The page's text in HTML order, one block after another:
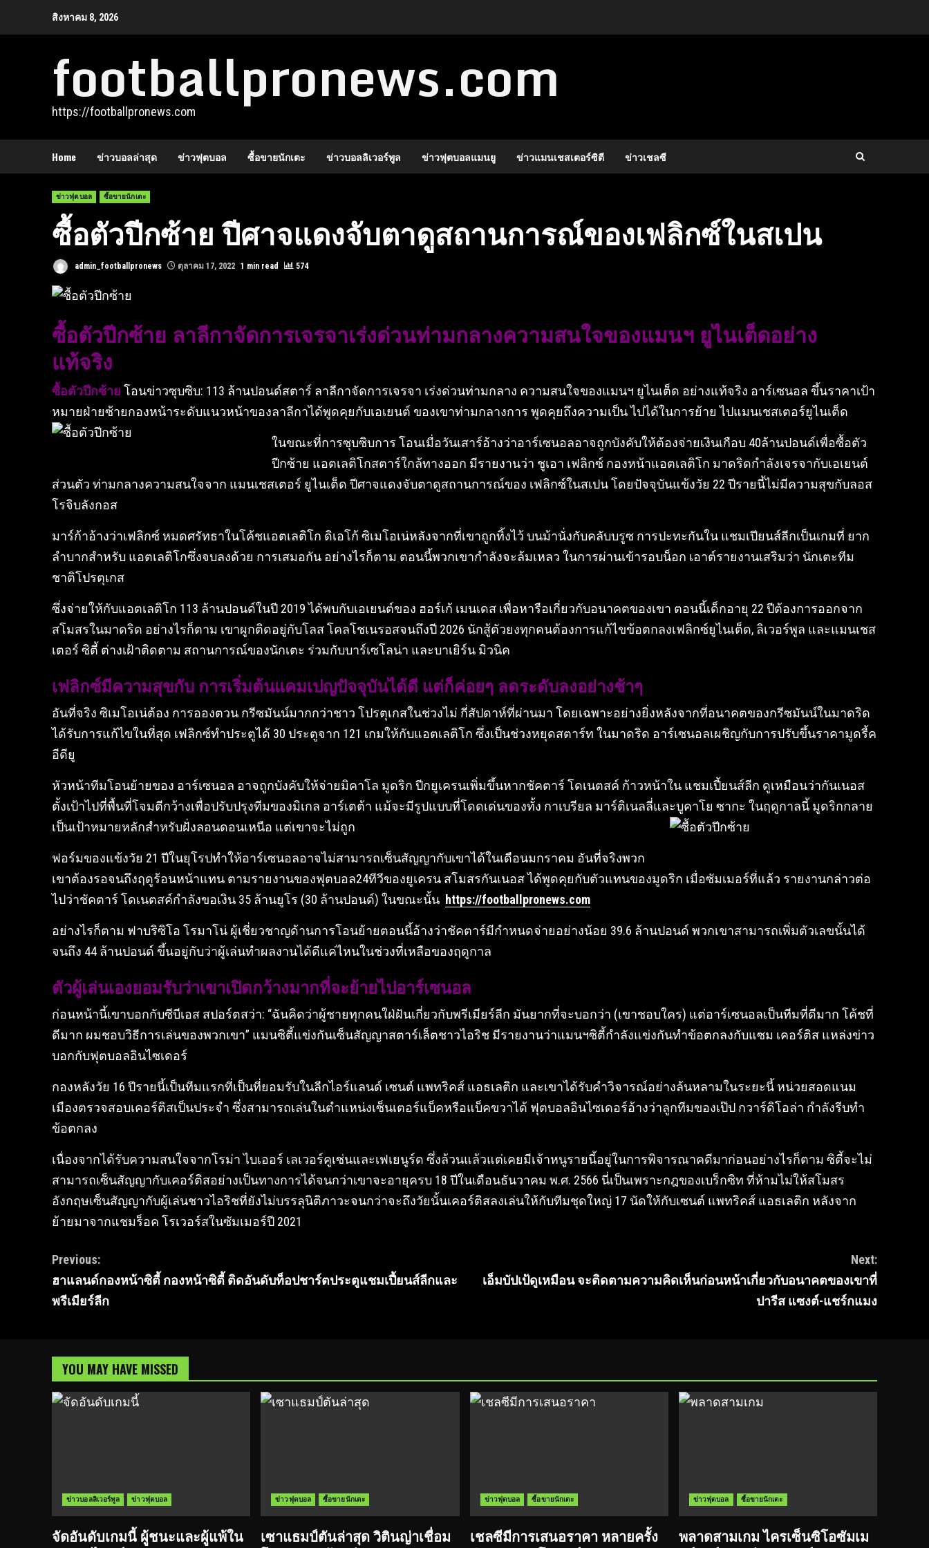
สิงหาคม 8, 2026
footballpronews.com
https://footballpronews.com
Home ข่าวบอลล่าสุด ข่าวฟุตบอล ซื้อขายนักเตะ ข่าวบอลลิเวอร์พูล ข่าวฟุตบอลแมนยู ข่าวแมนเชสเตอร์ซิตี ข่าวเชลซี
ข่าวฟุตบอล ซื้อขายนักเตะ
ซื้อตัวปีกซ้าย ปีศาจแดงจับตาดูสถานการณ์ของเฟลิกซ์ในสเปน
admin_footballpronews ตุลาคม 17, 2022 1 min read 574
ซื้อตัวปีกซ้าย ลาลีกาจัดการเจรจาเร่งด่วนท่ามกลางความสนใจของแมนฯ ยูไนเต็ดอย่าง
แท้จริง
ซื้อตัวปีกซ้าย โอนข่าวซุบซิบ: 113 ล้านปอนด์สตาร์ ลาลีกาจัดการเจรจา เร่งด่วนท่ามกลาง ความสนใจของแมนฯ ยูไนเต็ด อย่างแท้จริง อาร์เซนอล ขึ้นราคาเป้า
หมายฝ่ายซ้ายกองหน้าระดับแนวหน้าของลาลีกาได้พูดคุยกับเอเยนต์ ของเขาท่ามกลางการ พูดคุยถึงความเป็น ไปได้ในการย้าย ไปแมนเชสเตอร์ยูไนเต็ด
ในขณะที่การซุบซิบการ โอนเมื่อวันเสาร์อ้างว่าอาร์เซนอลอาจถูกบังคับให้ต้องจ่ายเงินเกือบ 40ล้านปอนด์เพื่อซื้อตัว
ปีกซ้าย แอตเลติโกสตาร์ใกล้ทางออก มีรายงานว่า ชูเอา เฟลิกซ์ กองหน้าแอตเลติโก มาดริดกำลังเจรจากับเอเยนต์
ส่วนตัว ท่ามกลางความสนใจจาก แมนเชสเตอร์ ยูไนเต็ด ปีศาจแดงจับตาดูสถานการณ์ของ เฟลิกซ์ในสเปน โดยปัจจุบันแข้งวัย 22 ปีรายนี้ไม่มีความสุขกับลอส
โรจิบลังกอส
มาร์ก้าอ้างว่าเฟลิกซ์ หมดศรัทธาในโค้ชแอตเลติโก ดิเอโก้ ซิเมโอเน่หลังจากที่เขาถูกทิ้งไว้ บนม้านั่งกับคลับบรูซ การปะทะกันใน แชมเปียนส์ลีกเป็นเกมที่ ยาก
ลำบากสำหรับ แอตเลติโกซึ่งจบลงด้วย การเสมอกัน อย่างไรก็ตาม ตอนนี้พวกเขากำลังจะล้มเหลว ในการผ่านเข้ารอบน็อก เอาต์รายงานเสริมว่า นักเตะทีม
ชาติโปรตุเกส
ซึ่งจ่ายให้กับแอตเลติโก 113 ล้านปอนด์ในปี 2019 ได้พบกับเอเยนต์ของ ฮอร์เก้ เมนเดส เพื่อหารือเกี่ยวกับอนาคตของเขา ตอนนี้เด็กอายุ 22 ปีต้องการออกจาก
สโมสรในมาดริด อย่างไรก็ตาม เขาผูกติดอยู่กับโลส โคลโชเนรอสจนถึงปี 2026 นักสู้ตัวยงทุกคนต้องการแก้ไขข้อตกลงเฟลิกซ์ยูไนเต็ด, ลิเวอร์พูล และแมนเชส
เตอร์ ซิตี้ ต่างเฝ้าติดตาม สถานการณ์ของนักเตะ ร่วมกับบาร์เซโลน่า และบาเยิร์น มิวนิค
เฟลิกซ์มีความสุขกับ การเริ่มต้นแคมเปญปัจจุบันได้ดี แต่ก็ค่อยๆ ลดระดับลงอย่างช้าๆ
อันที่จริง ซิเมโอเน่ต้อง การอองตวน กรีซมันน์มากกว่าชาว โปรตุเกสในช่วงไม่ กี่สัปดาห์ที่ผ่านมา โดยเฉพาะอย่างยิ่งหลังจากที่อนาคตของกรีซมันน์ในมาดริด
ได้รับการแก้ไขในที่สุด เฟลิกซ์ทำประตูได้ 30 ประตูจาก 121 เกมให้กับแอตเลติโก ซึ่งเป็นช่วงหยุดสตาร์ท ในมาดริด อาร์เซนอลเผชิญกับการปรับขึ้นราคามูดรี้ค
อีดียู
หัวหน้าทีมโอนย้ายของ อาร์เซนอล อาจถูกบังคับให้จ่ายมิคาโล มูดริก ปีกยูเครนเพิ่มขึ้นหากชัคตาร์ โดเนตสค์ ก้าวหน้าใน แชมเปี้ยนส์ลีก ดูเหมือนว่ากันเนอส
ตั้งเป้าไปที่พื้นที่โจมตีกว้างเพื่อปรับปรุงทีมของมิเกล อาร์เตต้า แม้จะมีรูปแบบที่โดดเด่นของทั้ง กาเบรียล มาร์ติเนลลี่และบูคาโย ซากะ ในฤดูกาลนี้ มูดริกกลาย
เป็นเป้าหมายหลักสำหรับฝั่งลอนดอนเหนือ แต่เขาจะไม่ถูก
ฟอร์มของแข้งวัย 21 ปีในยุโรปทำให้อาร์เซนอลอาจไม่สามารถเซ็นสัญญากับเขาได้ในเดือนมกราคม อันที่จริงพวก
เขาต้องรอจนถึงฤดูร้อนหน้าแทน ตามรายงานของฟุตบอล24ทีวีของยูเครน สโมสรกันเนอส ได้พูดคุยกับตัวแทนของมูดริก เมื่อซัมเมอร์ที่แล้ว รายงานกล่าวต่อ
ไปว่าชัคตาร์ โดเนตสค์กำลังขอเงิน 35 ล้านยูโร (30 ล้านปอนด์) ในขณะนั้น https://footballpronews.com
อย่างไรก็ตาม ฟาบริซิโอ โรมาโน่ ผู้เชี่ยวชาญด้านการโอนย้ายตอนนี้อ้างว่าชัคตาร์มีกำหนดจ่ายอย่างน้อย 39.6 ล้านปอนด์ พวกเขาสามารถเพิ่มตัวเลขนั้นได้
จนถึง 44 ล้านปอนด์ ขึ้นอยู่กับว่าผู้เล่นทำผลงานได้ดีแค่ไหนในช่วงที่เหลือของฤดูกาล
ตัวผู้เล่นเองยอมรับว่าเขาเปิดกว้างมากที่จะย้ายไปอาร์เซนอล
ก่อนหน้านี้เขาบอกกับซีบีเอส สปอร์ตสว่า: “ฉันคิดว่าผู้ชายทุกคนใฝ่ฝันเกี่ยวกับพรีเมียร์ลีก มันยากที่จะบอกว่า (เขาชอบใคร) แต่อาร์เซนอลเป็นทีมที่ดีมาก โค้ชที่
ดีมาก ผมชอบวิธีการเล่นของพวกเขา” แมนซิตี้แข่งกันเซ็นสัญญาสตาร์เล็ตชาวไอริช มีรายงานว่าแมนฯซิตี้กำลังแข่งกันทำข้อตกลงกับแซม เคอร์ติส แหล่งข่าว
บอกกับฟุตบอลอินไซเดอร์
กองหลังวัย 16 ปีรายนี้เป็นทีมแรกที่เป็นที่ยอมรับในลีกไอร์แลนด์ เซนต์ แพทริคส์ แอธเลติก และเขาได้รับคำวิจารณ์อย่างล้นหลามในระยะนี้ หน่วยสอดแนม
เมืองตรวจสอบเคอร์ติสเป็นประจำ ซึ่งสามารถเล่นในตำแหน่งเซ็นเตอร์แบ็คหรือแบ็คขวาได้ ฟุตบอลอินไซเดอร์อ้างว่าลูกทีมของเป๊ป กวาร์ดิโอล่า กำลังรีบทำ
ข้อตกลง
เนื่องจากได้รับความสนใจจากโรม่า ไบเออร์ เลเวอร์คูเซ่นและเฟเยนูร์ด ซึ่งล้วนแล้วแต่เคยมีเจ้าหนูรายนี้อยู่ในการพิจารณาคดีมาก่อนอย่างไรก็ตาม ซิตี้จะไม่
สามารถเซ็นสัญญากับเคอร์ติสอย่างเป็นทางการได้จนกว่าเขาจะอายุครบ 18 ปีในเดือนธันวาคม พ.ศ. 2566 นี่เป็นเพราะกฎของเบร็กซิท ที่ห้ามไม่ให้สโมสร
อังกฤษเซ็นสัญญากับผู้เล่นชาวไอริชที่ยังไม่บรรลุนิติภาวะจนกว่าจะถึงวัยนั้นเคอร์ติสลงเล่นให้กับทีมชุดใหญ่ 17 นัดให้กับเซนต์ แพทริคส์ แอธเลติก หลังจาก
ย้ายมาจากแชมร็อค โรเวอร์สในซัมเมอร์ปี 2021
Continue
Reading
Previous:
ฮาแลนด์กองหน้าซิตี้ กองหน้าซิตี้ ติดอันดับท็อปชาร์ตประตูแชมเปี้ยนส์ลีกและ
พรีเมียร์ลีก
Next:
เอ็มบัปเป้ดูเหมือน จะติดตามความคิดเห็นก่อนหน้าเกี่ยวกับอนาคตของเขาที่
ปารีส แซงต์-แชร์กแมง
YOU MAY HAVE MISSED
ข่าวบอลลิเวอร์พูล ข่าวฟุตบอล
จัดอันดับเกมนี้ ผู้ชนะและผู้แพ้ใน
ข่าวฟุตบอล ซื้อขายนักเตะ
เซาแธมป์ตันล่าสุด วิตินญ่าเชื่อม
ข่าวฟุตบอล ซื้อขายนักเตะ
เชลซีมีการเสนอราคา หลายครั้ง
ข่าวฟุตบอล ซื้อขายนักเตะ
พลาดสามเกม ไครเซ็นซิโอซัมเม